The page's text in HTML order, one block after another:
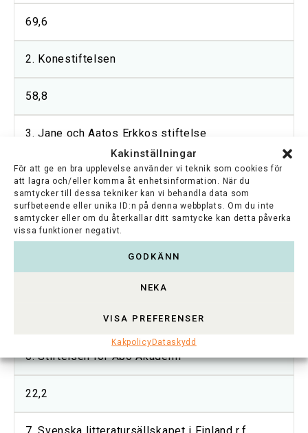
Kakinställningar
För att ge en bra upplevelse använder vi teknik som cookies för
att lagra och/eller komma åt enhetsinformation. När du
samtycker till dessa tekniker kan vi behandla data som
surfbeteende eller unika ID:n på denna webbplats. Om du inte
samtycker eller om du återkallar ditt samtycke kan detta påverka
vissa funktioner negativt.
GODKÄNN
NEKA
VISA PREFERENSER
KakpolicyDataskydd
69,6
2. Konestiftelsen
58,8
3. Jane och Aatos Erkkos stiftelse
47,2
4. Svenska kulturfonden
46,2
5. Sigrid Jusélius Stiftelse
6. Stiftelsen för Åbo Akademi
22,2